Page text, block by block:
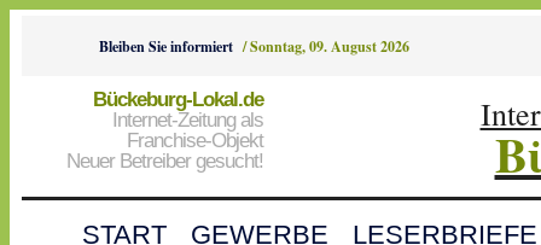
Bleiben Sie informiert /Sonntag, 09. August 2026
Bückeburg-Lokal.de
Internet-Zeitung als
Franchise-Objekt
Neuer Betreiber gesucht!
START GEWERBE
LESERBRIEFE